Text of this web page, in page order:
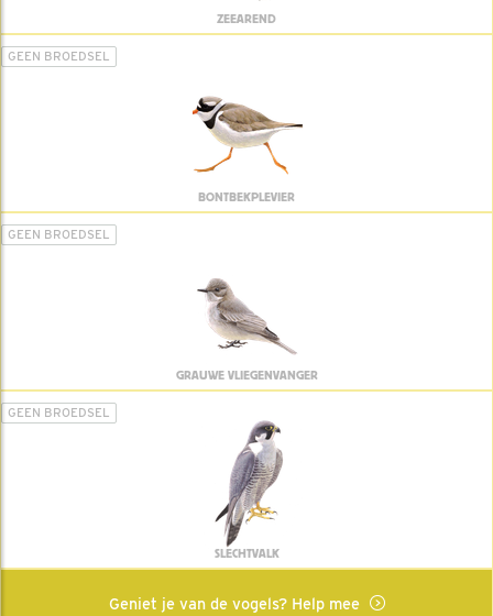
ZEEAREND
GEEN BROEDSEL
BONTBEKPLEVIER
GEEN BROEDSEL
GRAUWE VLIEGENVANGER
GEEN BROEDSEL
SLECHTVALK
Geniet je van de vogels? Help mee